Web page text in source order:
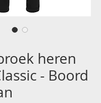
heren
- Boord